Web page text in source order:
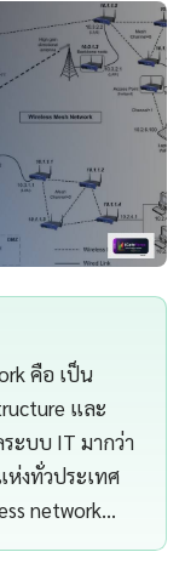
คือ เป็น
และ
ะบบ IT มากว่า
ห่งทั่วประเทศ
network…